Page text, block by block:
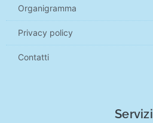
Organigramma
Privacy policy
Contatti
Servizi